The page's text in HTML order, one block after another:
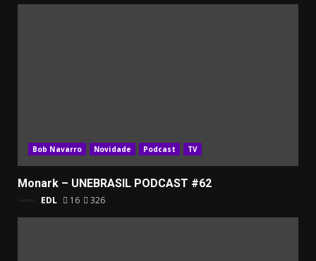
Bob Navarro Novidade Podcast TV
Monark – UNEBRASIL PODCAST #62
EDL 16 326